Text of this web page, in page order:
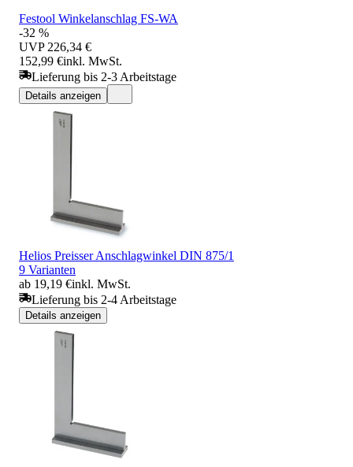
Festool Winkelanschlag FS-WA
-32 %
UVP 226,34 €
152,99 €inkl. MwSt.
Lieferung bis 2-3 Arbeitstage
Details anzeigen
Helios Preisser Anschlagwinkel DIN 875/1
9 Varianten
ab 19,19 €inkl. MwSt.
Lieferung bis 2-4 Arbeitstage
Details anzeigen